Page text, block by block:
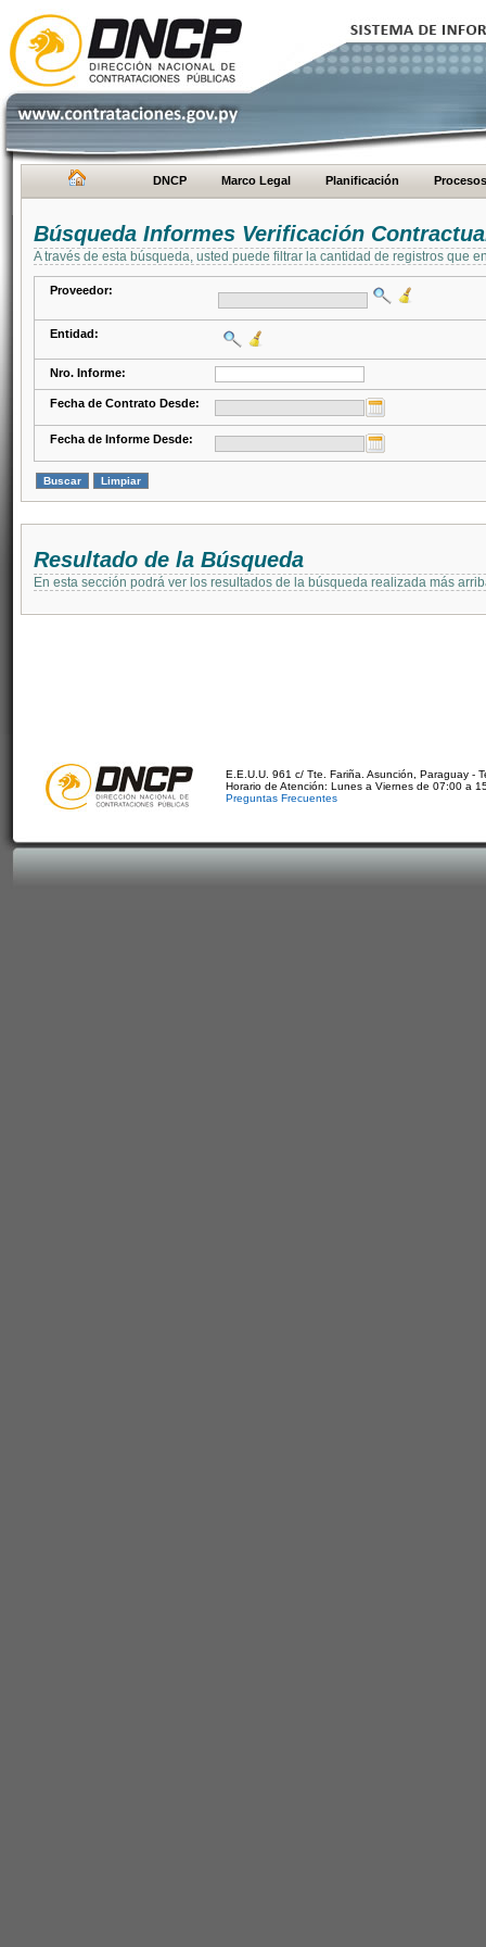
DNCP Marco Legal Planificación Procesos
Búsqueda Informes Verificación
A través de esta búsqueda, usted puede filtrar la cantidad de registros que
Proveedor:
Entidad:
Nro. Informe:
Fecha de Contrato Desde:
Fecha de Informe Desde:
Resultado de la Búsqueda
En esta sección podrá ver los resultados de la búsqueda realizada más
E.E.U.U. 961 c/ Tte. Fariña. Asunción, Paraguay -
Horario de Atención: Lunes a Viernes de 07:00 a
Preguntas Frecuentes